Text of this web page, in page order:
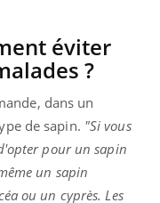
éviter
?
dans un
de sapin. "Si vous
pour un sapin
un sapin
ou un cyprès. Les